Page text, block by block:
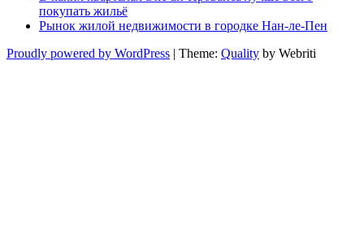
покупать жильё
Рынок жилой недвижимости в городке Нан-ле-Пен
Proudly powered by WordPress | Theme: Quality by Webriti